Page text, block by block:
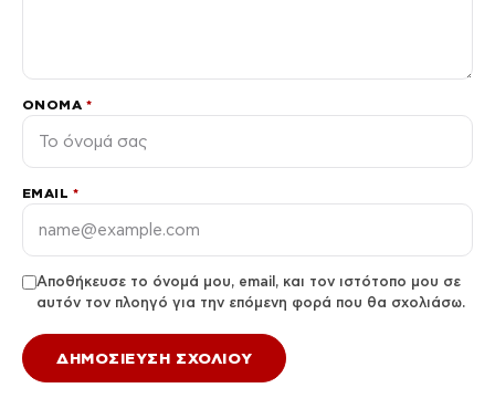
ΌΝΟΜΑ *
EMAIL *
Αποθήκευσε το όνομά μου, email, και τον ιστότοπο μου σε
αυτόν τον πλοηγό για την επόμενη φορά που θα σχολιάσω.